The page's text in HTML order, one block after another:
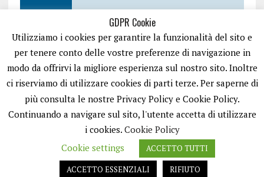
EASYNEWS24 È UN PORTALE GESTITO DA FRANCESCO TV - PARTITA IVA
08792490727 - TESTATA GIORNALISTICA REGISTRATA PRESSO IL TRIBUNALE
GDPR Cookie
Utilizziamo i cookies per garantire la funzionalità del sito e
per tenere conto delle vostre preferenze di navigazione in
modo da offrirvi la migliore esperienza sul nostro sito. Inoltre
ci riserviamo di utilizzare cookies di parti terze. Per saperne di
più consulta le nostre Privacy Policy e Cookie Policy.
Continuando a navigare sul sito, l'utente accetta di utilizzare
i cookies. Cookie Policy
Cookie settings
ACCETTO TUTTI
ACCETTO ESSENZIALI
RIFIUTO